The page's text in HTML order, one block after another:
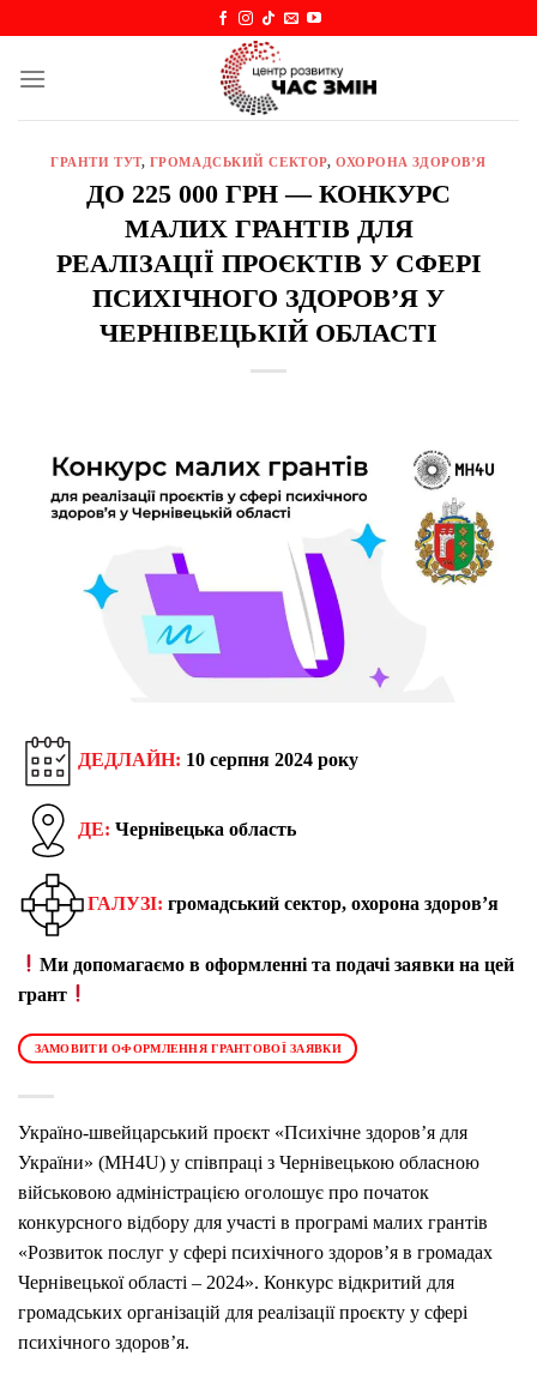
content
ГРАНТИ ТУТ, ГРОМАДСЬКИЙ СЕКТОР, ОХОРОНА ЗДОРОВ’Я
ДО 225 000 ГРН — КОНКУРС
МАЛИХ ГРАНТІВ ДЛЯ
РЕАЛІЗАЦІЇ ПРОЄКТІВ У СФЕРІ
ПСИХІЧНОГО ЗДОРОВ’Я У
ЧЕРНІВЕЦЬКІЙ ОБЛАСТІ
ДЕДЛАЙН: 10 серпня 2024 року
ДЕ: Чернівецька область
ГАЛУЗІ: громадський сектор, охорона здоров’я
Ми допомагаємо в оформленні та подачі заявки на цей
грант
ЗАМОВИТИ ОФОРМЛЕННЯ ГРАНТОВОЇ ЗАЯВКИ
Україно-швейцарський проєкт «Психічне здоров’я для
України» (MH4U) у співпраці з Чернівецькою обласною
військовою адміністрацією оголошує про початок
конкурсного відбору для участі в програмі малих грантів
«Розвиток послуг у сфері психічного здоров’я в громадах
Чернівецької області – 2024». Конкурс відкритий для
громадських організацій для реалізації проєкту у сфері
психічного здоров’я.